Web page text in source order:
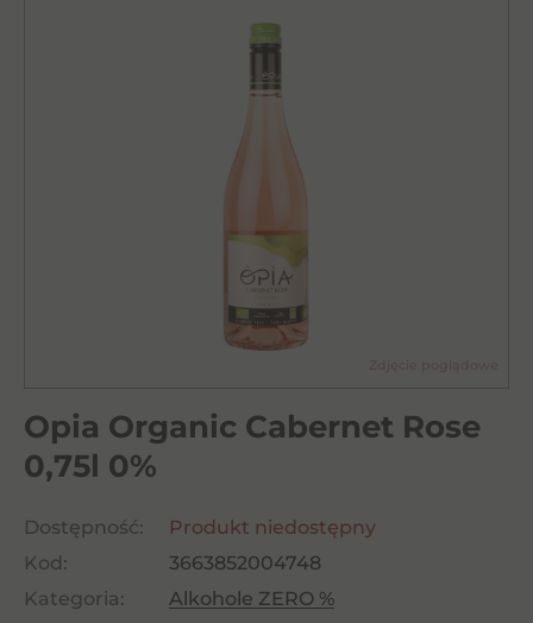
Opia Organic Cabernet Rose
0,75l 0%
Dostępność:
Produkt niedostępny
Kod:
3663852004748
Kategoria:
Alkohole ZERO %